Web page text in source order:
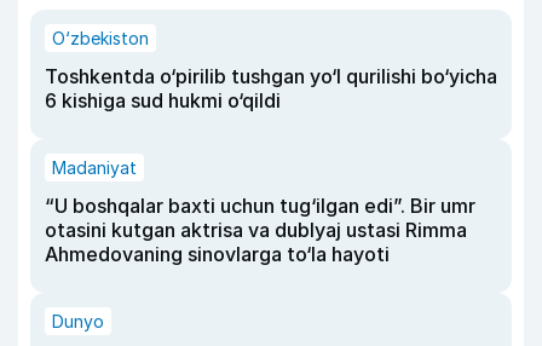
O‘zbekiston
Toshkentda o‘pirilib tushgan yo‘l qurilishi bo‘yicha
6 kishiga sud hukmi o‘qildi
Madaniyat
“U boshqalar baxti uchun tug‘ilgan edi”. Bir umr
otasini kutgan aktrisa va dublyaj ustasi Rimma
Ahmedovaning sinovlarga to‘la hayoti
Dunyo